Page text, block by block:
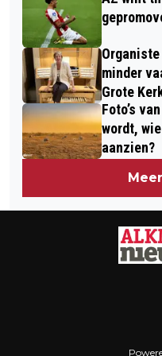
IN DE MARE-
WIJDE
minder
Grote
Foto’s
wordt,
aanzien?